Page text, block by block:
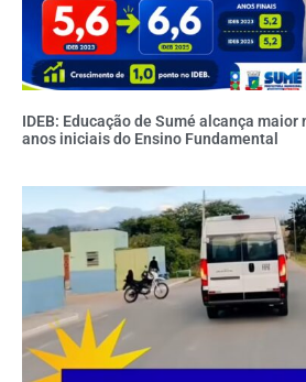
IDEB: Educação de Sumé alcança
anos iniciais do Ensino Fundamental